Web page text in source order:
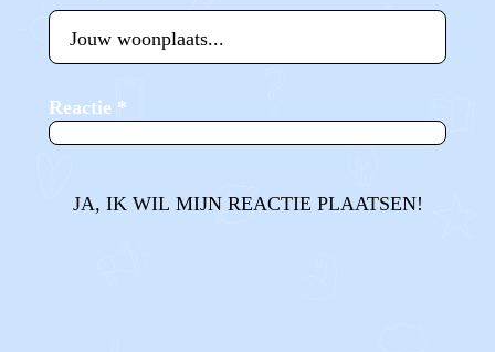
Reactie *
JA, IK WIL MIJN REACTIE PLAATSEN!